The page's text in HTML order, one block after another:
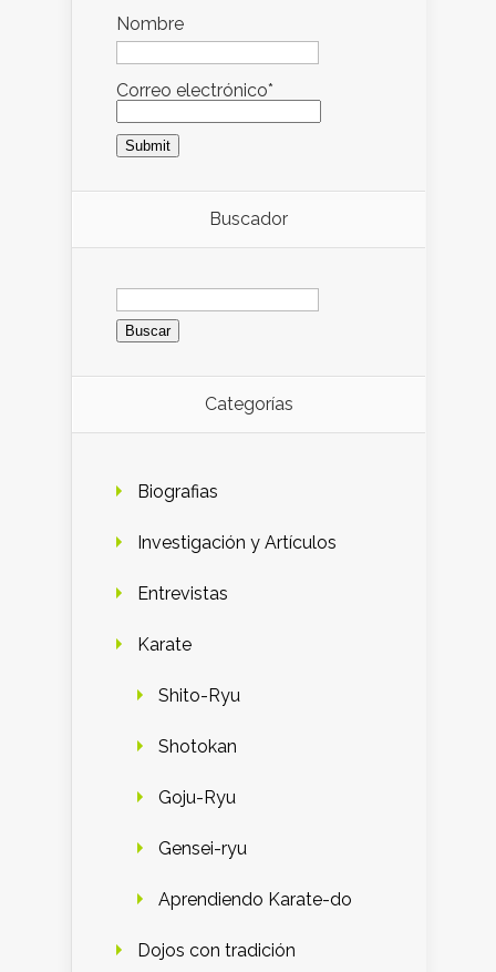
Nombre
Correo electrónico*
Buscador
Buscar:
Categorías
Biografias
Investigación y Artículos
Entrevistas
Karate
Shito-Ryu
Shotokan
Goju-Ryu
Gensei-ryu
Aprendiendo Karate-do
Dojos con tradición